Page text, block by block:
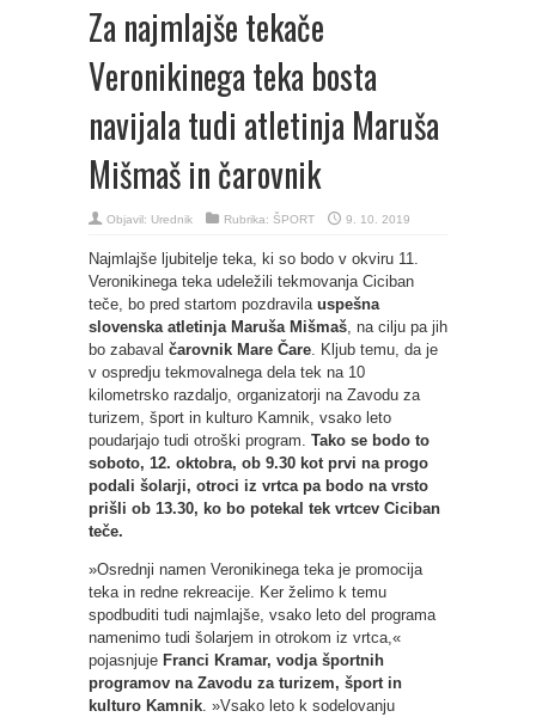
Za najmlajše tekače
Veronikinega teka bosta
navijala tudi atletinja Maruša
Mišmaš in čarovnik
Objavil: Urednik Rubrika: ŠPORT 9. 10. 2019
Najmlajše ljubitelje teka, ki so bodo v okviru 11.
Veronikinega teka udeležili tekmovanja Ciciban
teče, bo pred startom pozdravila uspešna
slovenska atletinja Maruša Mišmaš , na cilju pa jih
bo zabaval čarovnik Mare Čare . Kljub temu, da je
v ospredju tekmovalnega dela tek na 10
kilometrsko razdaljo, organizatorji na Zavodu za
turizem, šport in kulturo Kamnik, vsako leto
poudarjajo tudi otroški program. Tako se bodo to
soboto, 12. oktobra, ob 9.30 kot prvi na progo
podali šolarji, otroci iz vrtca pa bodo na vrsto
prišli ob 13.30, ko bo potekal tek vrtcev Ciciban
teče.
»Osrednji namen Veronikinega teka je promocija
teka in redne rekreacije. Ker želimo k temu
spodbuditi tudi najmlajše, vsako leto del programa
namenimo tudi šolarjem in otrokom iz vrtca,«
pojasnjuje Franci Kramar, vodja športnih
programov na Zavodu za turizem, šport in
kulturo Kamnik . »Vsako leto k sodelovanju